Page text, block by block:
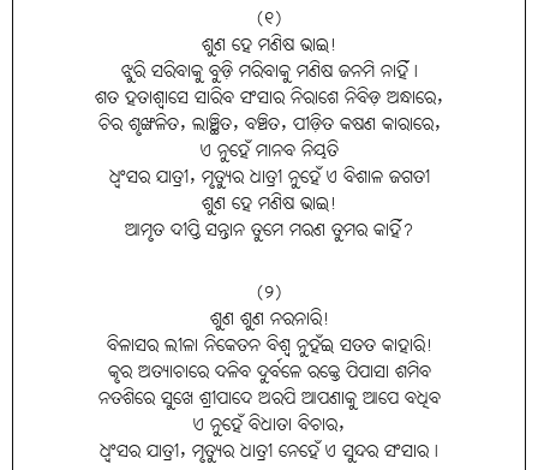
(୧)
ଶୁଣ ହେ ମଣିଷ ଭାଇ!
ଝୁରି ସରିବାକୁ ବୁଡ଼ି ମରିବାକୁ ମଣିଷ ଜନମି ନାହିଁ।
ଶତ ହତାଶ୍ୱାସେ ସାରିବ ସଂସାର ନିରାଶେ ନିବିଡ଼ ଅନ୍ଧାରେ,
ଚିର ଶୃଙ୍ଖଳିତ, ଲାଞ୍ଛିତ, ବଞ୍ଚିତ, ପୀଡ଼ିତ କଷଣ କାରାରେ,
ଏ ନୁହେଁ ମାନବ ନିୟତି
ଧ୍ୱଂସର ଯାତ୍ରୀ, ମୃତ୍ୟୁର ଧାତ୍ରୀ ନୁହେଁ ଏ ବିଶାଳ ଜଗତୀ
ଶୁଣ ହେ ମଣିଷ ଭାଇ!
ଆମୃତ ଦୀପ୍ତି ସନ୍ତାନ ତୁମେ ମରଣ ତୁମର କାହିଁ?
(୨)
ଶୁଣ ଶୁଣ ନରନାରି!
ବିଳାସର ଲୀଳା ନିକେତନ ବିଶ୍ୱ ନୁହଁଇ ସତତ କାହାରି!
କୃର ଅତ୍ୟାଚାରେ ଦଳିବ ଦୁର୍ବଳେ ରକ୍ତେ ପିପାସା ଶମିବ
ନତଶିରେ ସୁଖେ ଶ୍ରୀପାଦେ ଅରପି ଆପଣାକୁ ଆପେ ବଧିବ
ଏ ନୁହେଁ ବିଧାତା ବିଚାର,
ଧ୍ୱଂସର ଯାତ୍ରୀ, ମୃତ୍ୟୁର ଧାତ୍ରୀ ନେହେଁ ଏ ସୁନ୍ଦର ସଂସାର।